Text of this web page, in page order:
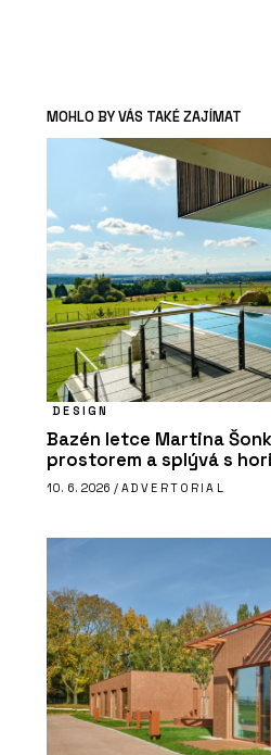
MOHLO BY VÁS TAKÉ ZAJÍMAT
DESIGN
Bazén letce Martina
prostorem a splývá s
10. 6. 2026 / ADVERTORIAL